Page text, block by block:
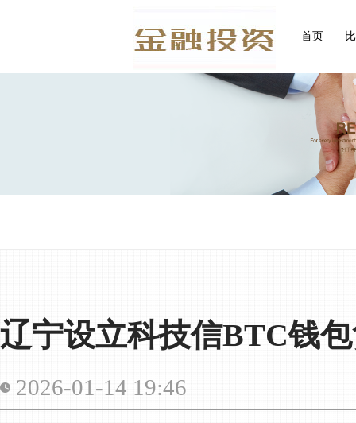
首页
Bitpie
辽宁设立科技信BTC钱
2026-01-14 19:46